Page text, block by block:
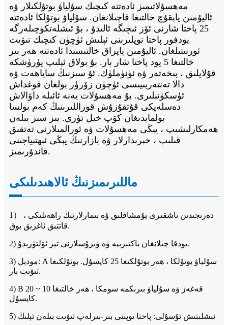
مەھسۇلاتىمىز ئادەتتە كىچىك سۇلياۋ بوتۇلكىلار ۋە
ئاليۇمىن ياپقۇچ خالتىغا قاچىلانغان. سۇلياۋ بوتۇلكا ئادەتتە
25 پاختا شارنى ئۆز ئىچىگە ئالىدۇ ، بۇ ئىشلەتكۈچىلەرگە
يودفور پاختا توپلىرىنى ئېلىش ئۈچۈن كىچىك تىۋىت
ئورنىتىلغان. ئاليۇمىن ياپراق خالتىسىدا ئادەتتە ھەر بىر
خالتىغا 5 يود پاختا شار بار. بۇ بولاق ئېلىپ يۈرۈشكە
قۇلايلىق ، بىخەتەر ۋە ئۈنۈملۈك. ئۇ سىزنىڭ ساياھەت ۋە
دالا تەنتەربىيىسى ئۈچۈن زۆرۈر بولغان قوغداش
ئۈسكۈنىلىرى. بۇ مەھسۇلات يەنە ئائىلە داۋالاش
دەسلەپكى قۇتقۇزۇش قوراللىرىنىڭ كەم بولسا
بولمايدىغان كۆپ خىل تۈرى. بىز سىز بىلەن
ھەمكارلىشىپ ، يېڭى مەھسۇلات ۋە ئورالمىلارنى تەتقىق
قىلىپ ، خېرىدارلار ۋە بازارنىڭ يېڭى ئېھتىياجىنى
قاندۇرىمىز.
ماللىرىمىزنىڭ ئالاھىدىلىكى
1） دەرىجىدىن تاشقىرى يۇمشاقلىق ۋە بىمارلارنىڭ راھەتلىكى ،
قاتتىق ئاغرىق يوق.
2) يودقا چىلانغان باكتېرىيە ۋە ۋىرۇسلارنى تېز ئۆلتۈرىدۇ.
3) مودېل: A سۇلياۋ بوتۇلكا ، ھەر بوتۇلكىغا 25 كاپسۇل. بوتۇلكىغا
تىۋىت بار.
4) B قەغەز ۋە سۇلياۋ بىرىكمە سومكا ، ھەر خالتىغا 10 ~ 20
كاپسۇل.
5) ئىشلىتىش ئۇسۇلى: پاختا توپىنى بىر-بىرلەپ تىۋىت بىلەن ئېلىڭ